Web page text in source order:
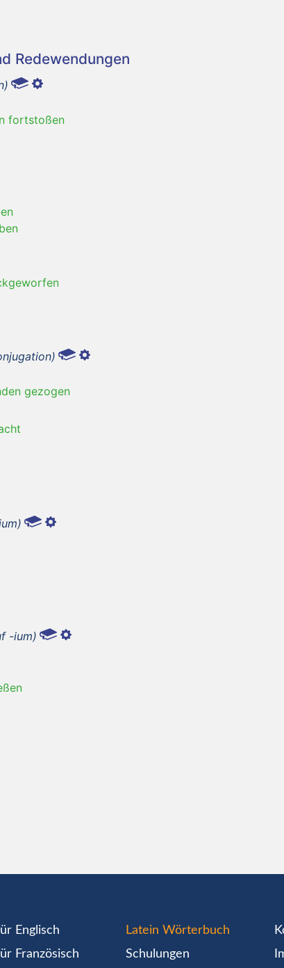
Redewendungen
fortstoßen
gezogen
-ium)
Englisch
Französisch
Latein Wörterbuch
Schulungen